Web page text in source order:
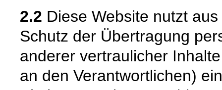
2.2 Diese Website nutzt
Schutz der Übertragung
anderer vertraulicher
an den Verantwortlichen)